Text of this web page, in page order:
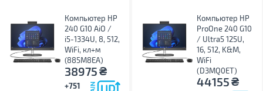
Компьютер HP
240 G10 AiO /
i5-1334U, 8, 512,
WiFi, кл+м
(885M8EA)
38975₴
+751
Компьютер HP
ProOne 240 G10
/ Ultra5 125U,
16, 512, K&M,
WiFi
(D3MQ0ET)
44155₴